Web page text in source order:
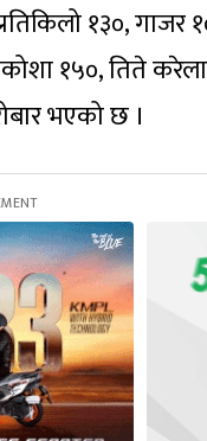
१३०, गाजर
१५०, तिते
भएको छ ।